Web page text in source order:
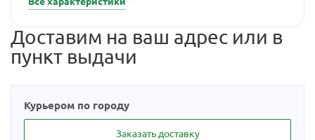
Доставим на ваш адрес или в
пункт выдачи
Курьером по городу
Заказать доставку